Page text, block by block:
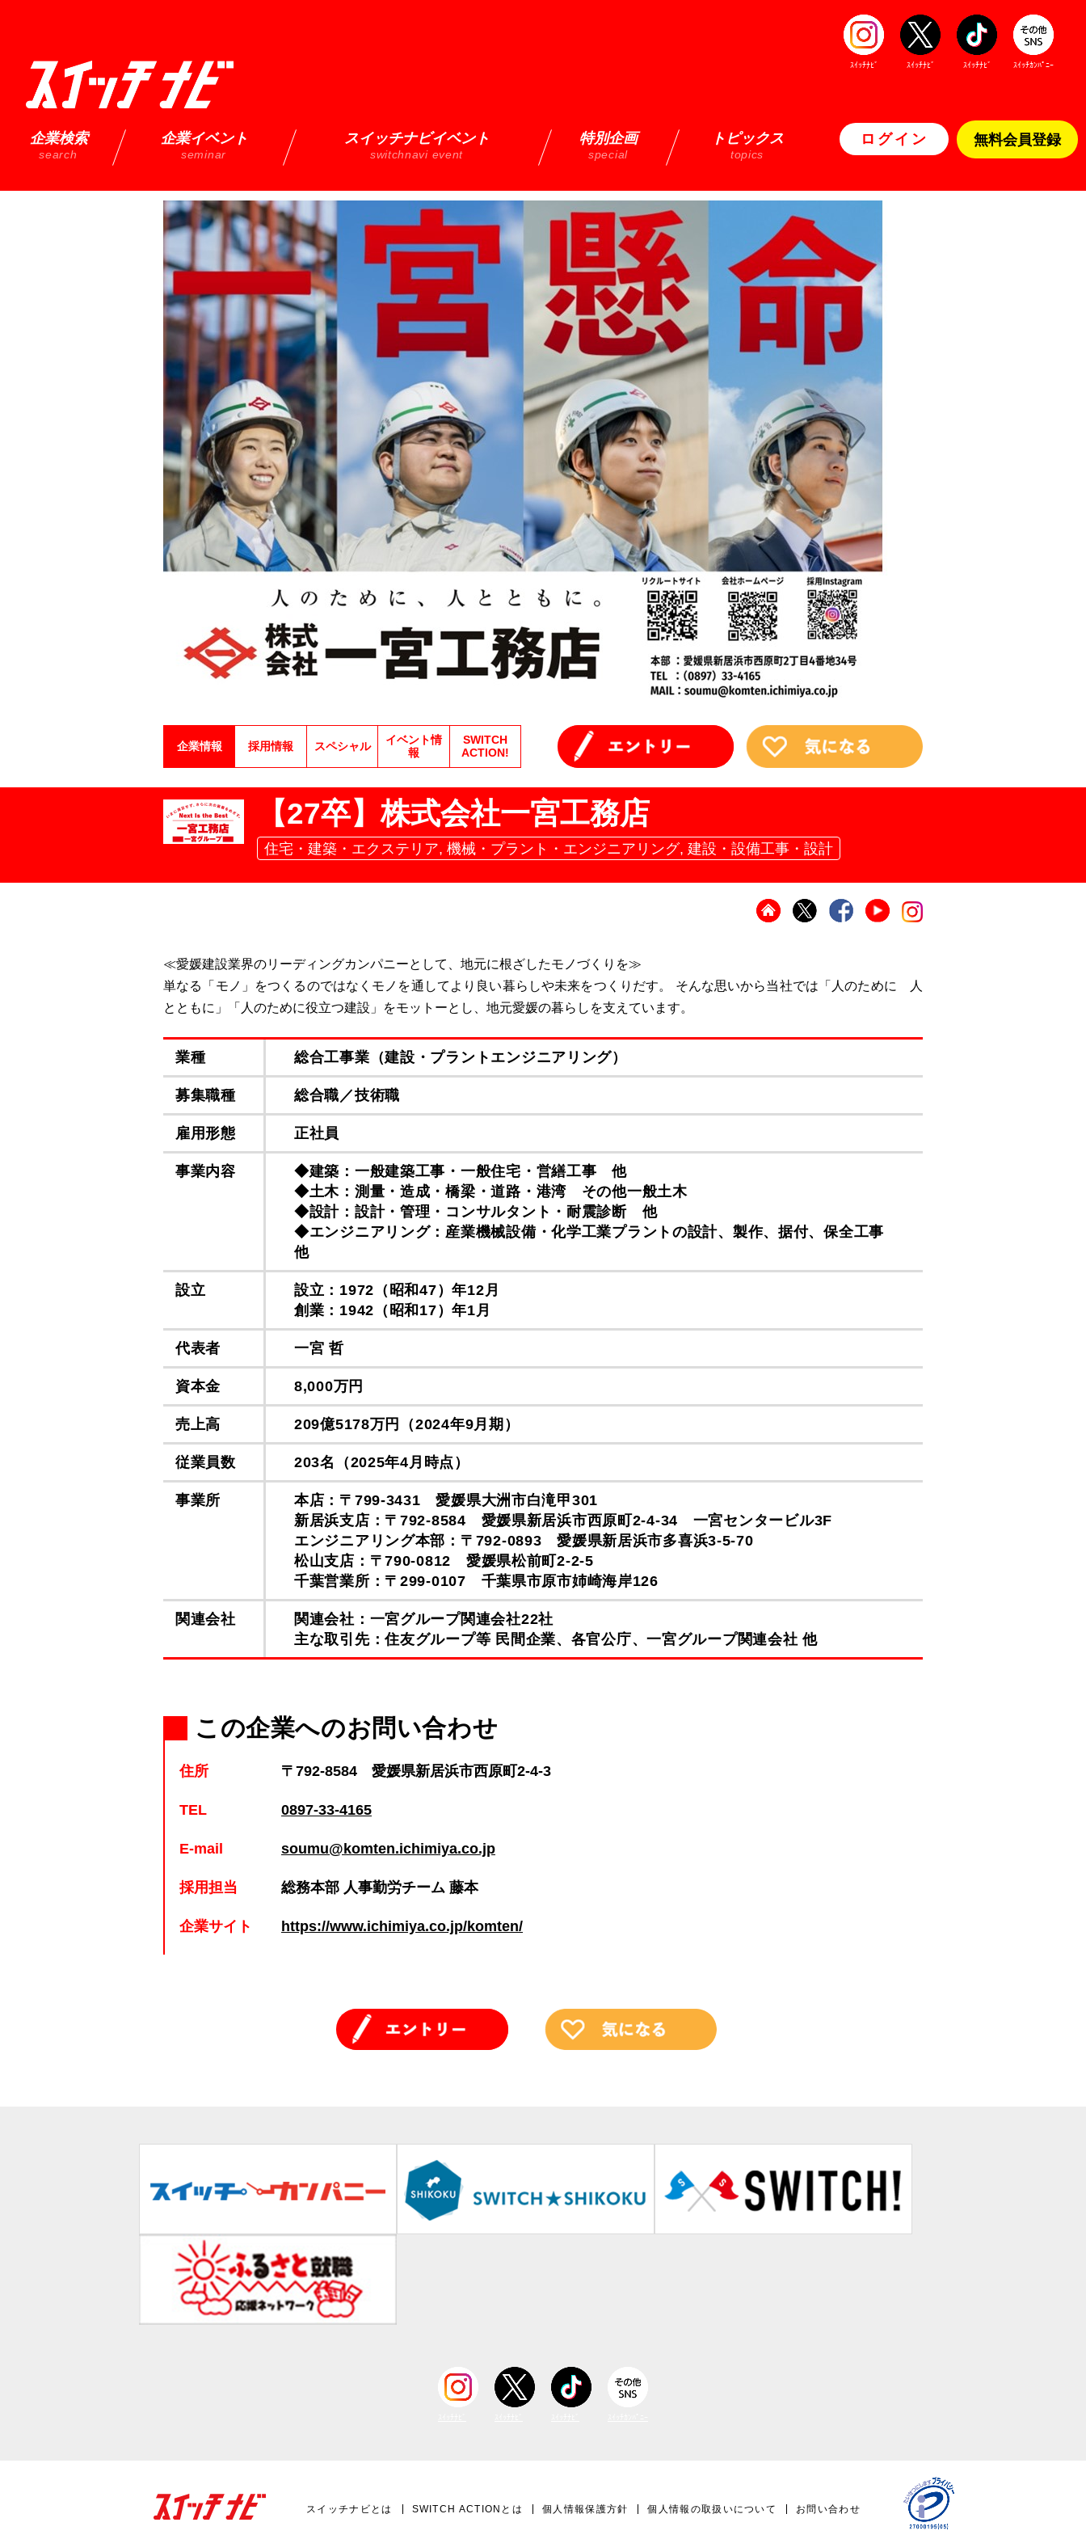
ｽｲｯﾁﾅﾋﾞ ｽｲｯﾁﾅﾋﾞ ｽｲｯﾁﾅﾋﾞ ｽｲｯﾁｶﾝﾊﾟﾆｰ
企業検索
search
企業イベント
seminar
スイッチナビイベント
switchnavi event
特別企画
special
トピックス
topics
ログイン 無料会員登録
企業情報 採用情報 スペシャル
イベント情
報
SWITCH
ACTION!
【27卒】株式会社一宮工務店
住宅・建築・エクステリア, 機械・プラント・エンジニアリング, 建設・設備工事・設計
≪愛媛建設業界のリーディングカンパニーとして、地元に根ざしたモノづくりを≫
単なる「モノ」をつくるのではなくモノを通してより良い暮らしや未来をつくりだす。 そんな思いから当社では「人のために 人
とともに」「人のために役立つ建設」をモットーとし、地元愛媛の暮らしを支えています。
業種 総合工事業（建設・プラントエンジニアリング）
募集職種 総合職／技術職
雇用形態 正社員
事業内容
◆建築：一般建築工事・一般住宅・営繕工事 他
◆土木：測量・造成・橋梁・道路・港湾 その他一般土木
◆設計：設計・管理・コンサルタント・耐震診断 他
◆エンジニアリング：産業機械設備・化学工業プラントの設計、製作、据付、保全工事
他
設立
設立：1972（昭和47）年12月
創業：1942（昭和17）年1月
代表者 一宮 哲
資本金 8,000万円
売上高 209億5178万円（2024年9月期）
従業員数 203名（2025年4月時点）
事業所
本店：〒799-3431 愛媛県大洲市白滝甲301
新居浜支店：〒792-8584 愛媛県新居浜市西原町2-4-34 一宮センタービル3F
エンジニアリング本部：〒792-0893 愛媛県新居浜市多喜浜3-5-70
松山支店：〒790-0812 愛媛県松前町2-2-5
千葉営業所：〒299-0107 千葉県市原市姉崎海岸126
関連会社
関連会社：一宮グループ関連会社22社
主な取引先：住友グループ等 民間企業、各官公庁、一宮グループ関連会社 他
この企業へのお問い合わせ
住所 〒792-8584 愛媛県新居浜市西原町2-4-3
TEL 0897-33-4165
E-mail soumu@komten.ichimiya.co.jp
採用担当 総務本部 人事勤労チーム 藤本
企業サイト https://www.ichimiya.co.jp/komten/
スイッチナビとは SWITCH ACTIONとは 個人情報保護方針 個人情報の取扱いについて お問い合わせ